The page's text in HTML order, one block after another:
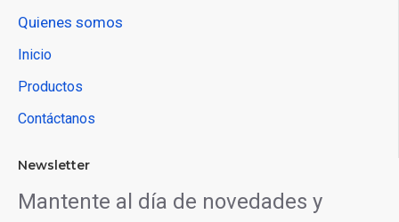
Quienes somos
Inicio
Productos
Contáctanos
Newsletter
Mantente al día de novedades y